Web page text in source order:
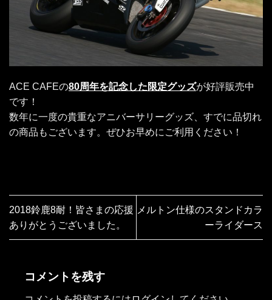
ACE CAFEの80周年を記念した限定グッズが好評販売中
です！
数年に一度の貴重なアニバーサリーグッズ、すでに品切れ
の商品もございます。ぜひお早めにご利用ください！
2018鈴鹿8耐！皆さまの応援
ありがとうございました。
メルトン仕様のスタンドカラ
ーライダース
コメントを残す